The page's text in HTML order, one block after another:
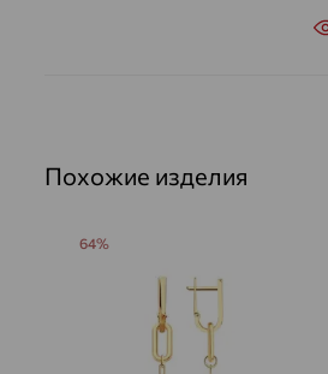
Похожие изделия
64%